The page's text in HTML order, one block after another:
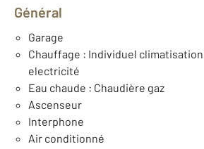
Général
Garage
Chauffage : Individuel
electricité
Eau chaude : Chaudière gaz
Ascenseur
Interphone
Air conditionné